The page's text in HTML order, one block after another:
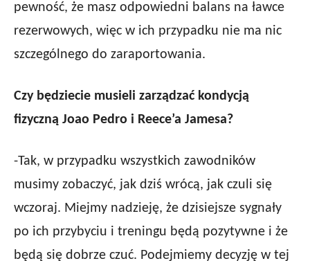
pewność, że masz odpowiedni balans na ławce
rezerwowych, więc w ich przypadku nie ma nic
szczególnego do zaraportowania.
Czy będziecie musieli zarządzać kondycją
fizyczną Joao Pedro i Reece’a Jamesa?
-Tak, w przypadku wszystkich zawodników
musimy zobaczyć, jak dziś wrócą, jak czuli się
wczoraj. Miejmy nadzieję, że dzisiejsze sygnały
po ich przybyciu i treningu będą pozytywne i że
będą się dobrze czuć. Podejmiemy decyzję w tej